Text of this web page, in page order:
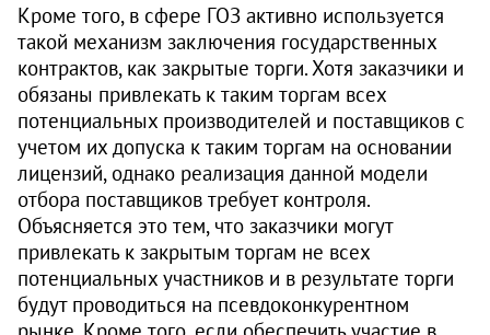
Кроме того, в сфере ГОЗ активно используется
такой механизм заключения государственных
контрактов, как закрытые торги. Хотя заказчики и
обязаны привлекать к таким торгам всех
потенциальных производителей и поставщиков с
учетом их допуска к таким торгам на основании
лицензий, однако реализация данной модели
отбора поставщиков требует контроля.
Объясняется это тем, что заказчики могут
привлекать к закрытым торгам не всех
потенциальных участников и в результате торги
будут проводиться на псевдоконкурентном